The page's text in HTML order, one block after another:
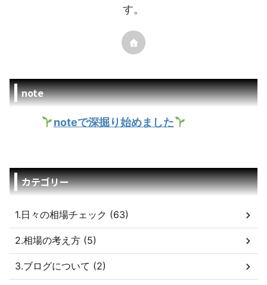
す。
note
noteで深掘り始めました
カテゴリー
1.日々の相場チェック (63)
2.相場の考え方 (5)
3.ブログについて (2)